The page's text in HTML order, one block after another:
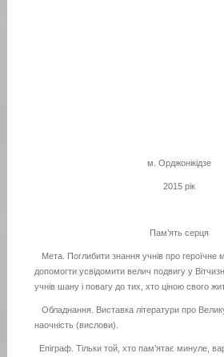
м. Орджонікідзе
2015 рік
Пам’ять серця
Мета. Поглибити знання учнів про героїчне
допомогти усвідомити велич подвигу у
учнів шану і повагу до тих, хто ціною свого
Обладнання. Виставка літератури про Велику
наочність (вислови).
Епіграф. Тільки той, хто пам’ятає минуле,